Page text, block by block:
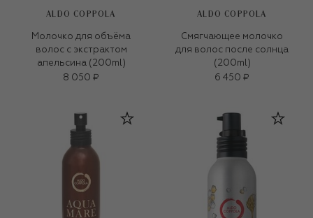
ALDO COPPOLA
Молочко для объёма
волос с экстрактом
апельсина (200ml)
8 050 ₽
ALDO COPPOLA
Смягчающее молочко
для волос после солнца
(200ml)
6 450 ₽